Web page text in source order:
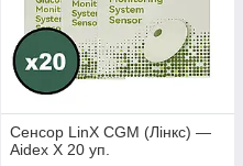
Сенсор LinX CGM (Лінкс) —
Aidex X 20 уп.